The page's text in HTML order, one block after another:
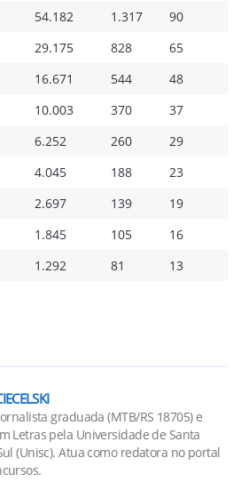
54.182 1.317
90
29.175 828
65
16.671 544
48
10.003 370
37
6.252 260
29
4.045 188
23
2.697 139
19
1.845 105
16
1.292 81 13​
graduada (MTB/RS 18705) e
Letras pela Universidade de Santa
(Unisc). Atua como redatora no portal